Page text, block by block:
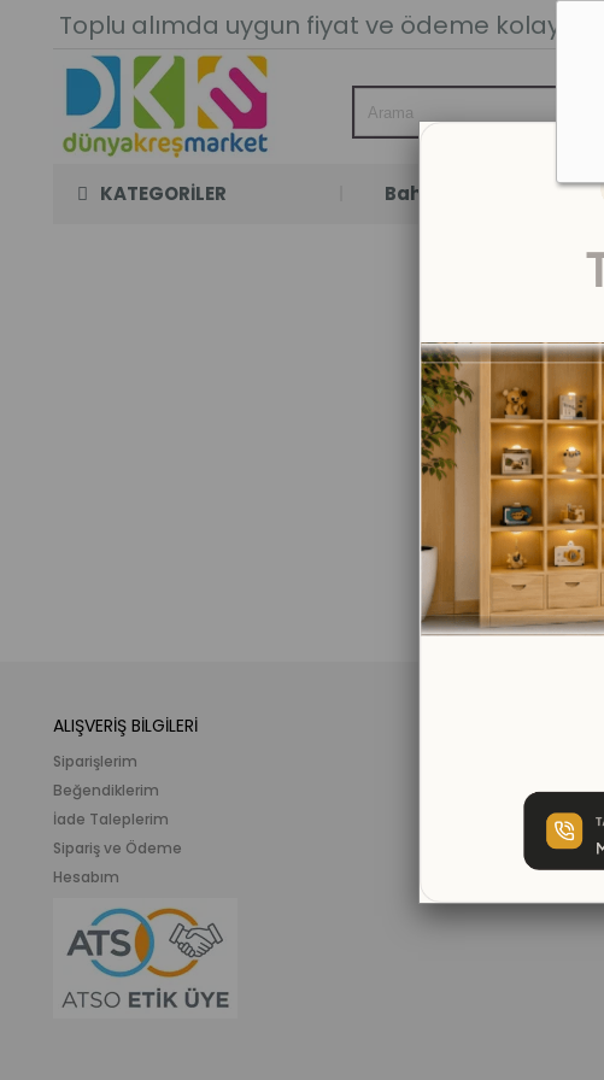
Toplu alımda uygun fiyat ve ödeme kolaylığı.
KATEGORİLER Bahçe Oyun Odası
ALIŞVERİŞ BİLGİLERİ
Siparişlerim
Beğendiklerim
İade Taleplerim
Sipariş ve Ödeme
Hesabım
Meslek ve İlgi Köşeleri
Eğitici Plastik Oyuncak